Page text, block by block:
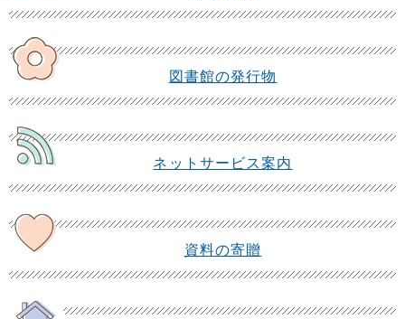
図書館の発行物
ネットサービス案内
資料の寄贈